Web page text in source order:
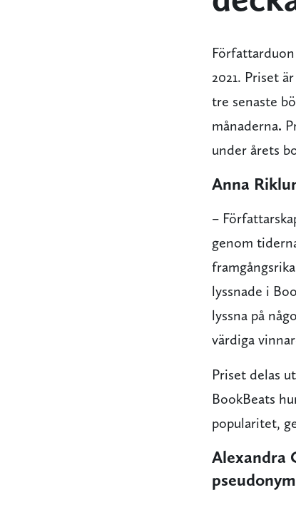
Författarduon
2021. Priset
tre senaste
månaderna.
under årets
Anna
–
genom
lyssnade i
lyssna på
värdiga
Priset delas
BookBeats
popularitet,
Alexandra